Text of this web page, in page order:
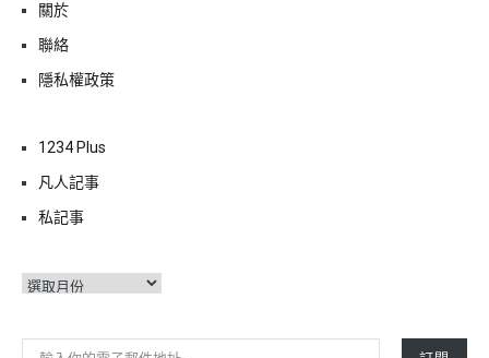
關於
聯絡
隱私權政策
1234 Plus
凡人記事
私記事
彙
輸入你的電子郵件地址…